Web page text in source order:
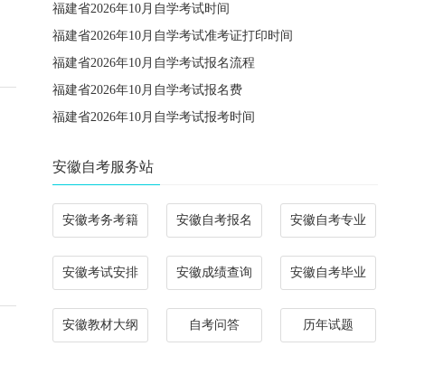
福建省2026年10月自学考试时间
福建省2026年10月自学考试准考证打印时间
福建省2026年10月自学考试报名流程
福建省2026年10月自学考试报名费
福建省2026年10月自学考试报考时间
安徽自考服务站
安徽考务考籍 安徽自考报名 安徽自考专业
安徽考试安排 安徽成绩查询 安徽自考毕业
安徽教材大纲 自考问答 历年试题